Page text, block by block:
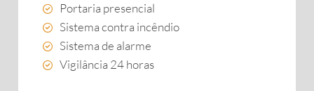
Portaria presencial
Sistema contra incêndio
Sistema de alarme
Vigilância 24 horas